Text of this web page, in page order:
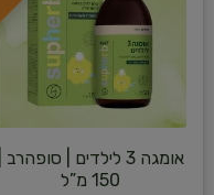
אומגה 3 לילדים | סופהרב |
150 מ”ל